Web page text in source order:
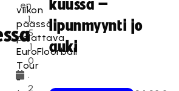
en
1
5
.1
0
.
2
viikon
päässä
pelattava
EuroFloorball
Tour
-
kuussa –
lipunmyynti jo
auki